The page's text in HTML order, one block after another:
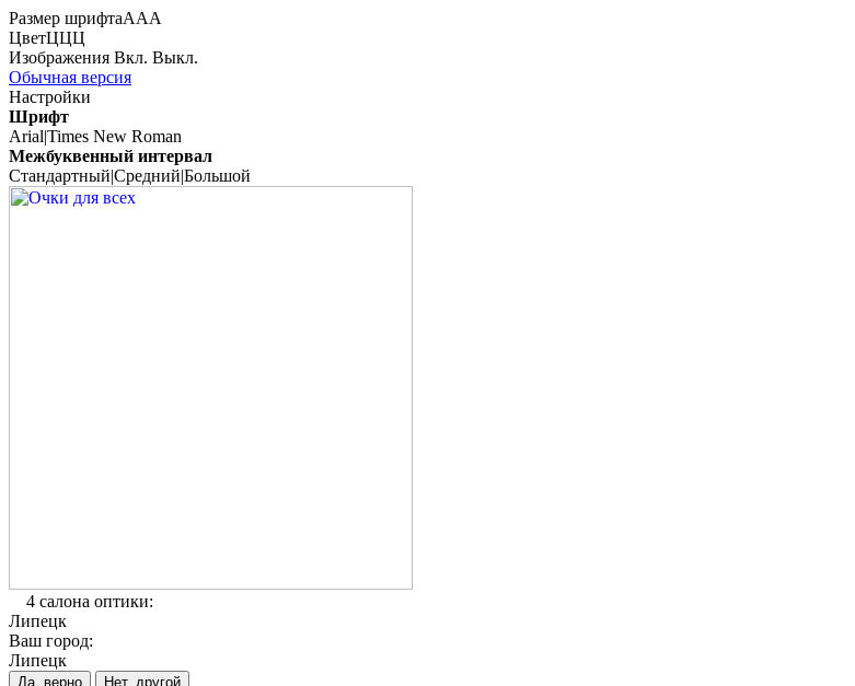
Размер шрифтаААА
ЦветЦЦЦ
Изображения Вкл. Выкл.
Обычная версия
Настройки
Шрифт
Arial|Times New Roman
Межбуквенный интервал
Стандартный|Средний|Большой
4 салона оптики:
Липецк
Ваш город:
Липецк
Да, верно Нет, другой